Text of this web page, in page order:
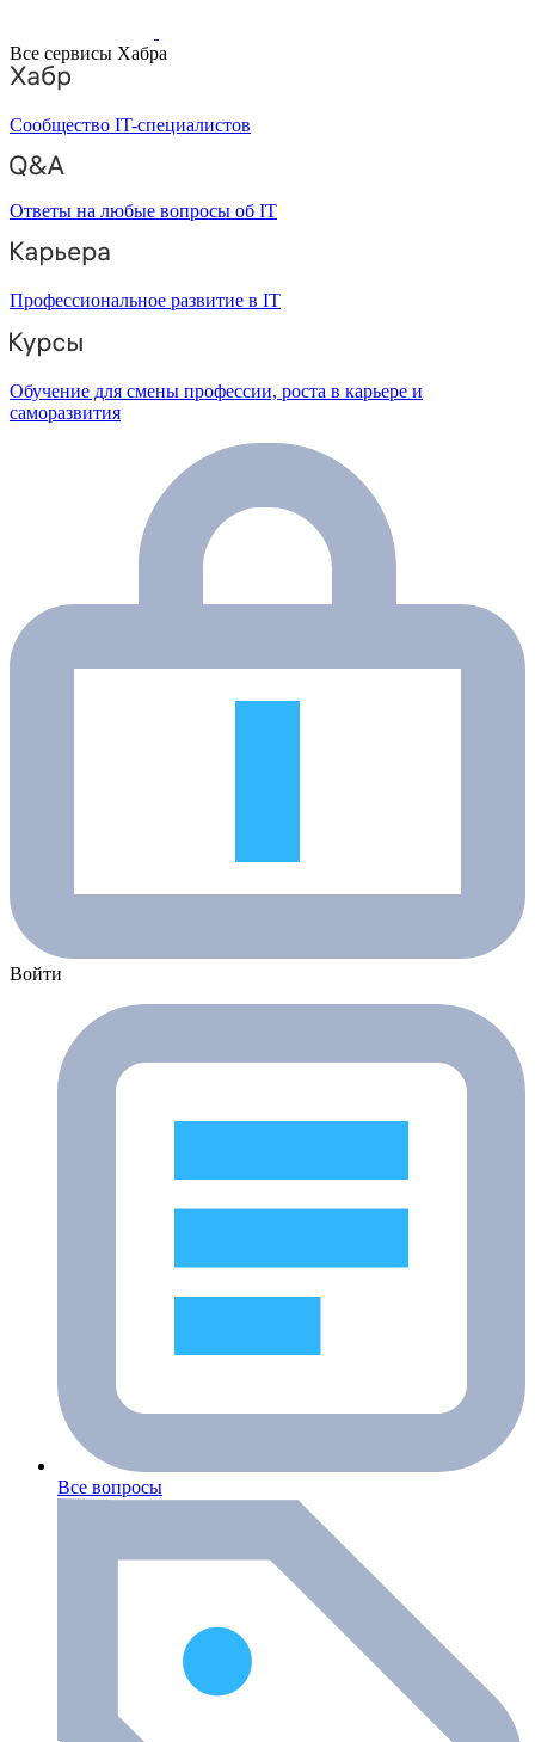
Все сервисы Хабра
Сообщество IT-специалистов
Ответы на любые вопросы об IT
Профессиональное развитие в IT
Обучение для смены профессии, роста в карьере и
саморазвития
Войти
Все вопросы